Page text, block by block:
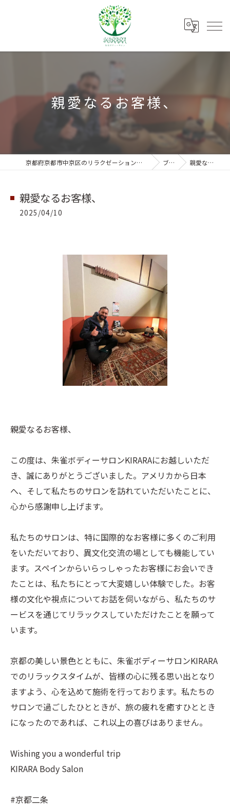
親愛なるお客様、
京都府京都市中京区のリラクゼーションなら朱雀ボディーサロンKIRARA ブログ 親愛なるお客様、
親愛なるお客様、
2025/04/10
親愛なるお客様、
この度は、朱雀ボディーサロンKIRARAにお越しいただ
き、誠にありがとうございました。アメリカから日本
へ、そして私たちのサロンを訪れていただいたことに、
心から感謝申し上げます。
私たちのサロンは、特に国際的なお客様に多くのご利用
をいただいており、異文化交流の場としても機能してい
ます。スペインからいらっしゃったお客様にお会いでき
たことは、私たちにとって大変嬉しい体験でした。お客
様の文化や視点についてお話を伺いながら、私たちのサ
ービスを通じてリラックスしていただけたことを願って
います。
京都の美しい景色とともに、朱雀ボディーサロンKIRARA
でのリラックスタイムが、皆様の心に残る思い出となり
ますよう、心を込めて施術を行っております。私たちの
サロンで過ごしたひとときが、旅の疲れを癒すひととき
になったのであれば、これ以上の喜びはありません。
Wishing you a wonderful trip
KIRARA Body Salon
#京都二条